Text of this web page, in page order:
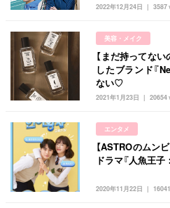
タグ一覧
キュレーター一覧
運営会社
利用規約
プライバシーポリシー
お問い合わせ
メイク k-pop
kpop トレンド 韓国
オルチャンメイク
2022年12月24日 3587
美容・メイク
2021年1月23日 20654
【まだ持ってな
したブランド『
ない♡
エンタメ
2020年11月22日
【ASTROのムン
ドラマ『人魚王